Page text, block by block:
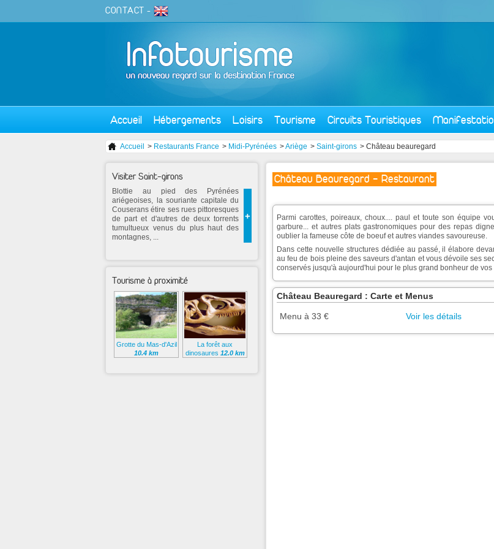
CONTACT -
Accueil Hébergements Loisirs Tourisme Circuits Touristiques
Accueil > Restaurants France > Midi-Pyrénées >Ariège > Saint-girons > Château beauregard
Château Beauregard - Restaurant
Parmi carottes, poireaux, choux.... paul et toute son équipe
garbure... et autres plats gastronomiques pour des repas
oublier la fameuse côte de boeuf et autres viandes savoureuse.
Dans cette nouvelle structures dédiée au passé, il élabore
au feu de bois pleine des saveurs d'antan et vous dévoile ses
conservés jusqu'à aujourd'hui pour le plus grand bonheur de
Château Beauregard : Carte et Menus
Menu à 33 € Voir les détails
Visiter Saint-girons
+
Blottie au pied des Pyrénées
ariégeoises, la souriante capitale du
Couserans étire ses rues pittoresques
de part et d'autres de deux torrents
tumultueux venus du plus haut des
montagnes, ...
Tourisme à proximité
Grotte du Mas-d'Azil
10.4 km
La forêt aux
dinosaures 12.0 km